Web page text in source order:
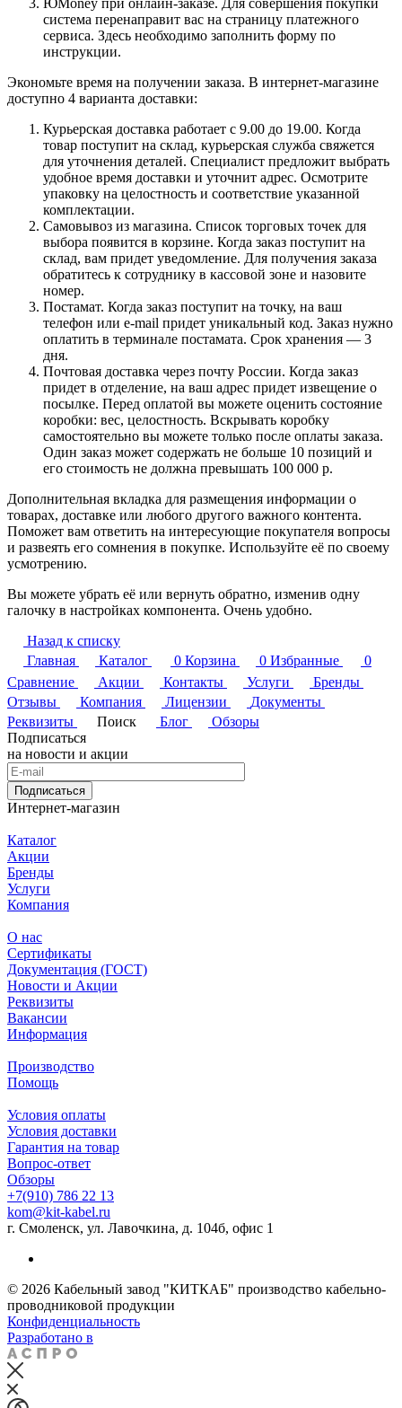
система перенаправит вас на страницу платежного
сервиса. Здесь необходимо заполнить форму по
инструкции.
Экономьте время на получении заказа. В интернет-магазине
доступно 4 варианта доставки:
Курьерская доставка работает с 9.00 до 19.00. Когда
товар поступит на склад, курьерская служба свяжется
для уточнения деталей. Специалист предложит выбрать
удобное время доставки и уточнит адрес. Осмотрите
упаковку на целостность и соответствие указанной
комплектации.
Самовывоз из магазина. Список торговых точек для
выбора появится в корзине. Когда заказ поступит на
склад, вам придет уведомление. Для получения заказа
обратитесь к сотруднику в кассовой зоне и назовите
номер.
Постамат. Когда заказ поступит на точку, на ваш
телефон или e-mail придет уникальный код. Заказ нужно
оплатить в терминале постамата. Срок хранения — 3
дня.
Почтовая доставка через почту России. Когда заказ
придет в отделение, на ваш адрес придет извещение о
посылке. Перед оплатой вы можете оценить состояние
коробки: вес, целостность. Вскрывать коробку
самостоятельно вы можете только после оплаты заказа.
Один заказ может содержать не больше 10 позиций и
его стоимость не должна превышать 100 000 р.
Дополнительная вкладка для размещения информации о
товарах, доставке или любого другого важного контента.
Поможет вам ответить на интересующие покупателя вопросы
и развеять его сомнения в покупке. Используйте её по своему
усмотрению.
Вы можете убрать её или вернуть обратно, изменив одну
галочку в настройках компонента. Очень удобно.
Назад к списку
Главная
Каталог 0 Корзина 0 Избранные
0
Сравнение
Акции Контакты Услуги
Бренды
Отзывы
Компания Лицензии
Документы
Реквизиты
Поиск Блог
Обзоры
Подписаться
на новости и акции
Подписаться
Интернет-магазин
Каталог
Акции
Бренды
Услуги
Компания
О нас
Сертификаты
Документация (ГОСТ)
Новости и Акции
Реквизиты
Вакансии
Информация
Производство
Помощь
Условия оплаты
Условия доставки
Гарантия на товар
Вопрос-ответ
Обзоры
+7(910) 786 22 13
kom@kit-kabel.ru
г. Смоленск, ул. Лавочкина, д. 104б, офис 1
© 2026 Кабельный завод "КИТКАБ" производство кабельно-
проводниковой продукции
Конфиденциальность
Разработано в